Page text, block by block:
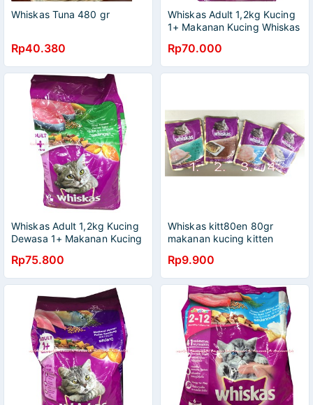
Whiskas Tuna 480 gr
Rp40.380
Whiskas Adult 1,2kg Kucing
1+ Makanan Kucing Whiskas
Rp70.000
Whiskas Adult 1,2kg Kucing
Dewasa 1+ Makanan Kucing
Rp75.800
Whiskas kitt80en 80gr
makanan kucing kitten
Rp9.900